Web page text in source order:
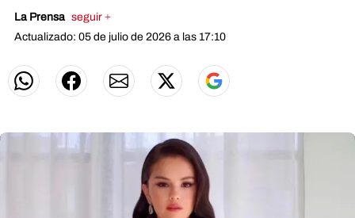
La Prensa seguir +
Actualizado: 05 de julio de 2026 a las 17:10